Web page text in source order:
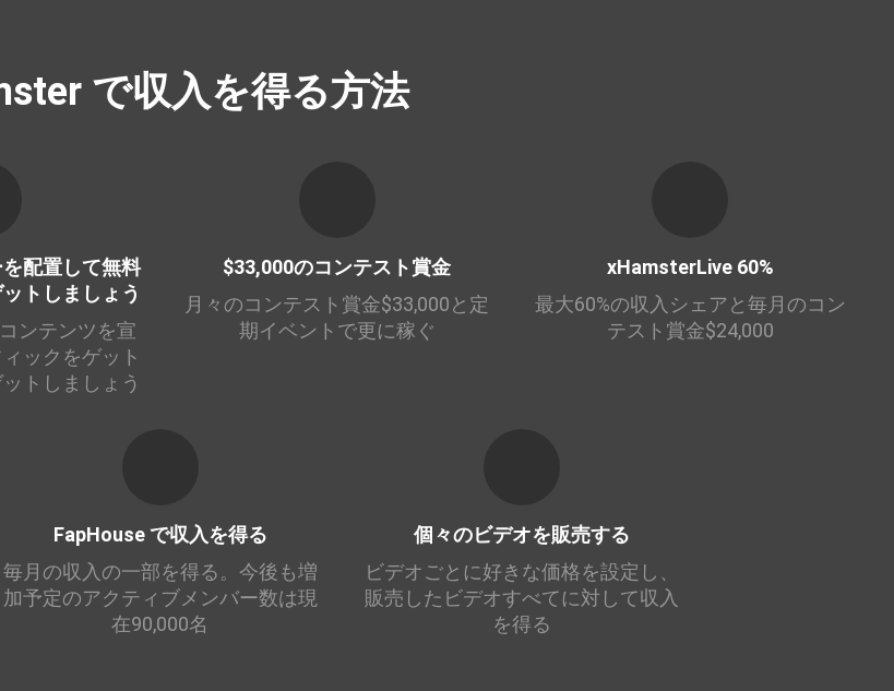
で収入を得る方法
配置して無料
トしましょう
ンテンツを宣
ックをゲット
トしましょう
$33,000のコンテスト賞金
月々のコンテスト賞金$33,000と定
期イベントで更に稼ぐ
xHamsterLive 60%
最大60%の収入シェアと毎月のコン
テスト賞金$24,000
FapHouse で収入を得る
毎月の収入の一部を得る。今後も増
加予定のアクティブメンバー数は現
在90,000名
個々のビデオを販売する
ビデオごとに好きな価格を設定し、
販売したビデオすべてに対して収入
を得る